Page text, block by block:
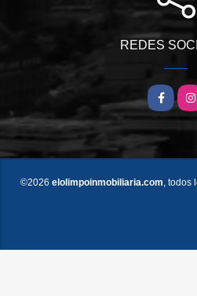
REDES
©2026 elolimpoinmobiliaria.com, todos